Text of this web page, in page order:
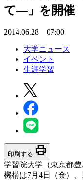
て―」を開催
2014.06.28 07:00
大学ニュース
イベント
生涯学習
印刷する print
学習院大学（東京都
機構は7月4日（金）